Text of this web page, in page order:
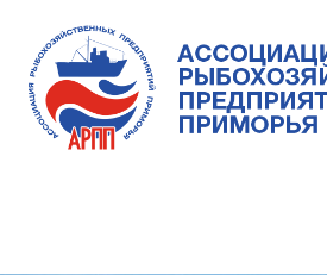
content